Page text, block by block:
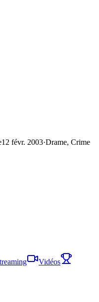
12 févr. 2003·Drame, Crime
Vidéos